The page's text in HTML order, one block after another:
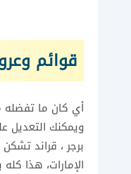
قوائم
أي كان ما تفضله
ويمكنك التعديل
برجر ، قراند تشكن
الإمارات، هذا